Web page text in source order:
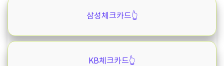
삼성체크카드👆️
KB체크카드👆️